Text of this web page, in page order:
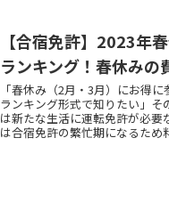
【合宿免許】2023年
ランキング！春休みの
「春休み（2月・3月）にお得
ランキング形式で知りたい」
は新たな生活に運転免許が必
は合宿免許の繁忙期になるた